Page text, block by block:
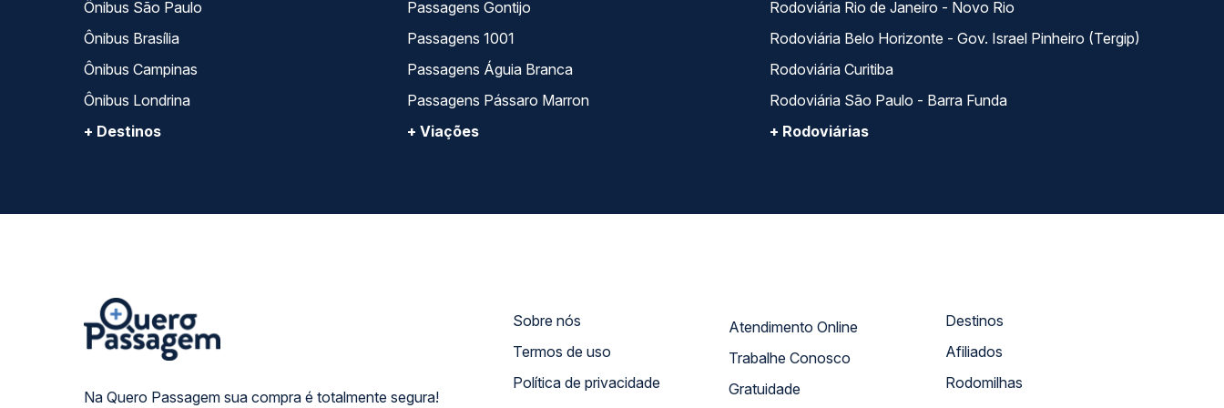
Ônibus São Paulo
Ônibus Brasília
Ônibus Campinas
Ônibus Londrina
+ Destinos
Passagens Gontijo
Passagens 1001
Passagens Águia Branca
Passagens Pássaro Marron
+ Viações
Rodoviária Rio de Janeiro - Novo Rio
Rodoviária Belo Horizonte - Gov. Israel Pinheiro (Tergip)
Rodoviária Curitiba
Rodoviária São Paulo - Barra Funda
+ Rodoviárias
Na Quero Passagem sua compra é totalmente segura!
Sobre nós
Termos de uso
Política de privacidade
Atendimento Online
Trabalhe Conosco
Gratuidade
Destinos
Afiliados
Rodomilhas